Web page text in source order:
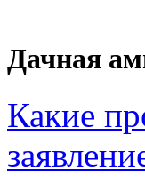
Дачная
Какие